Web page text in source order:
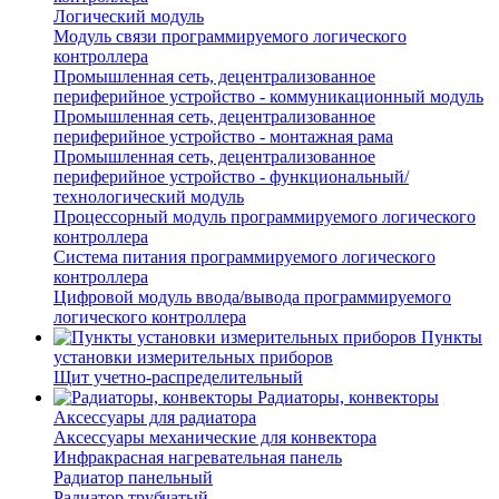
Логический модуль
Модуль связи программируемого логического
контроллера
Промышленная сеть, децентрализованное
периферийное устройство - коммуникационный модуль
Промышленная сеть, децентрализованное
периферийное устройство - монтажная рама
Промышленная сеть, децентрализованное
периферийное устройство - функциональный/
технологический модуль
Процессорный модуль программируемого логического
контроллера
Система питания программируемого логического
контроллера
Цифровой модуль ввода/вывода программируемого
логического контроллера
Пункты
установки измерительных приборов
Щит учетно-распределительный
Радиаторы, конвекторы
Аксессуары для радиатора
Аксессуары механические для конвектора
Инфракрасная нагревательная панель
Радиатор панельный